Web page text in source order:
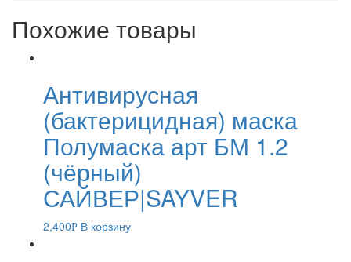
Похожие товары
Антивирусная
(бактерицидная) маска
Полумаска арт БМ 1.2
(чёрный)
САЙВЕР|SAYVER
2,400Р В корзину